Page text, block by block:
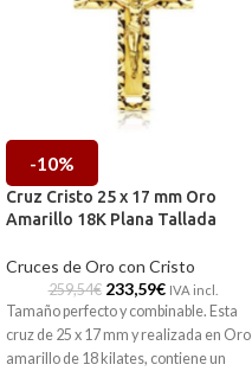
-10%
Cruz Cristo 25 x 17 mm Oro
Amarillo 18K Plana Tallada
Cruces de Oro con Cristo
259,54€ 233,59€ IVA incl.
Tamaño perfecto y combinable. Esta
cruz de 25 x 17 mm y realizada en Oro
amarillo de 18 kilates, contiene un